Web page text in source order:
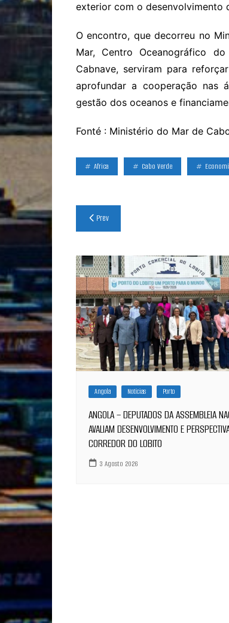
exterior com o desenvolvimento
O encontro, que decorreu no
Mar, Centro Oceanográfico
Cabnave, serviram para
aprofundar a cooperação nas
gestão dos oceanos e
Fonté : Ministério do Mar de
Africa Cabo Verde
Navegação
de
artigos
Prev
Angola Notícias Porto
ANGOLA – DEPUTADOS DA ASSEMBLEIA
AVALIAM DESENVOLVIMENTO E
CORREDOR DO LOBITO
3 Agosto 2026